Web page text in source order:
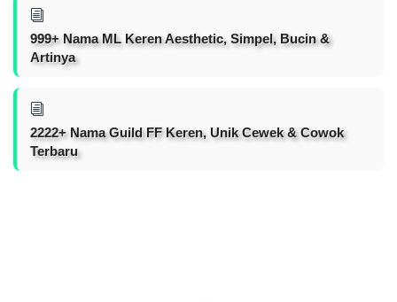
999+ Nama ML Keren Aesthetic, Simpel, Bucin &
Artinya
2222+ Nama Guild FF Keren, Unik Cewek & Cowok
Terbaru